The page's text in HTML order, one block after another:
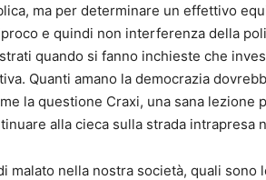
ma per determinare un effettivo
e quindi non interferenza della
quando si fanno inchieste che
Quanti amano la democrazia
la questione Craxi, una sana lezione
alla cieca sulla strada intrapresa
malato nella nostra società, quali